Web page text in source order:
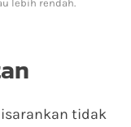
lebih rendah.
tidak